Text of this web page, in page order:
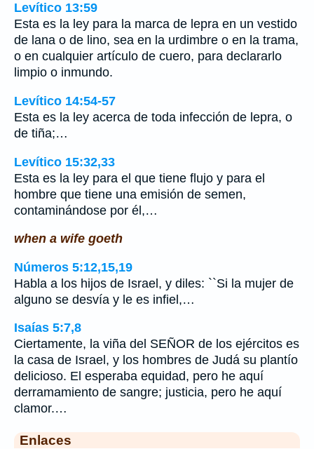
Levítico 13:59
Esta es la ley para la marca de lepra en un vestido
de lana o de lino, sea en la urdimbre o en la trama,
o en cualquier artículo de cuero, para declararlo
limpio o inmundo.
Levítico 14:54-57
Esta es la ley acerca de toda infección de lepra, o
de tiña;…
Levítico 15:32,33
Esta es la ley para el que tiene flujo y para el
hombre que tiene una emisión de semen,
contaminándose por él,…
when a wife goeth
Números 5:12,15,19
Habla a los hijos de Israel, y diles: ``Si la mujer de
alguno se desvía y le es infiel,…
Isaías 5:7,8
Ciertamente, la viña del SEÑOR de los ejércitos es
la casa de Israel, y los hombres de Judá su plantío
delicioso. El esperaba equidad, pero he aquí
derramamiento de sangre; justicia, pero he aquí
clamor.…
Enlaces